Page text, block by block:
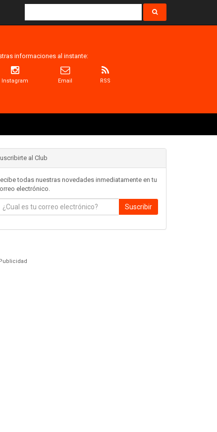
informaciones al instante:
Instagram Email RSS
al Club
todas nuestras novedades inmediatamente en tu
electrónico.
Suscribir